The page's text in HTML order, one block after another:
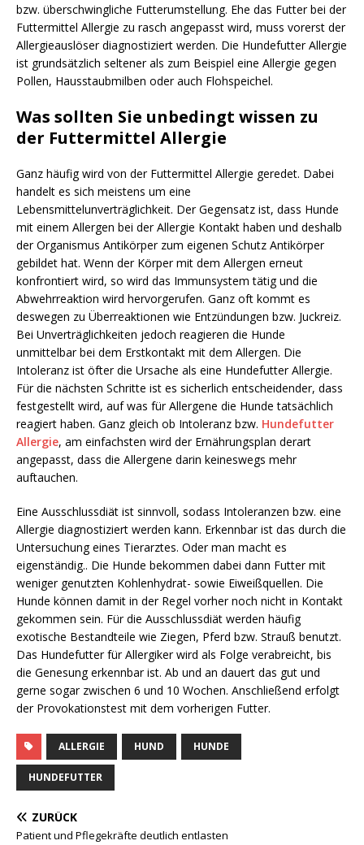
bzw. überschwingliche Futterumstellung. Ehe das Futter bei der
Futtermittel Allergie zu rasch angepasst wird, muss vorerst der
Allergieauslöser diagnostiziert werden. Die Hundefutter Allergie
ist grundsätzlich seltener als zum Beispiel eine Allergie gegen
Pollen, Hausstaubmilben oder auch Flohspeichel.
Was sollten Sie unbedingt wissen zu
der Futtermittel Allergie
Ganz häufig wird von der Futtermittel Allergie geredet. Dabei
handelt es sich meistens um eine
Lebensmittelunverträglichkeit. Der Gegensatz ist, dass Hunde
mit einem Allergen bei der Allergie Kontakt haben und deshalb
der Organismus Antikörper zum eigenen Schutz Antikörper
gebildet hat. Wenn der Körper mit dem Allergen erneut
konfrontiert wird, so wird das Immunsystem tätig und die
Abwehrreaktion wird hervorgerufen. Ganz oft kommt es
deswegen zu Überreaktionen wie Entzündungen bzw. Juckreiz.
Bei Unverträglichkeiten jedoch reagieren die Hunde
unmittelbar bei dem Erstkontakt mit dem Allergen. Die
Intoleranz ist öfter die Ursache als eine Hundefutter Allergie.
Für die nächsten Schritte ist es sicherlich entscheidender, dass
festgestellt wird, auf was für Allergene die Hunde tatsächlich
reagiert haben. Ganz gleich ob Intoleranz bzw. Hundefutter
Allergie, am einfachsten wird der Ernährungsplan derart
angepasst, dass die Allergene darin keineswegs mehr
auftauchen.
Eine Ausschlussdiät ist sinnvoll, sodass Intoleranzen bzw. eine
Allergie diagnostiziert werden kann. Erkennbar ist das durch die
Untersuchung eines Tierarztes. Oder man macht es
eigenständig.. Die Hunde bekommen dabei dann Futter mit
weniger genutzten Kohlenhydrat- sowie Eiweißquellen. Die
Hunde können damit in der Regel vorher noch nicht in Kontakt
gekommen sein. Für die Ausschlussdiät werden häufig
exotische Bestandteile wie Ziegen, Pferd bzw. Strauß benutzt.
Das Hundefutter für Allergiker wird als Folge verabreicht, bis
die Genesung erkennbar ist. Ab und an dauert das gut und
gerne sogar zwischen 6 und 10 Wochen. Anschließend erfolgt
der Provokationstest mit dem vorherigen Futter.
ALLERGIE HUND HUNDE
HUNDEFUTTER
ZURÜCK
Patient und Pflegekräfte deutlich entlasten